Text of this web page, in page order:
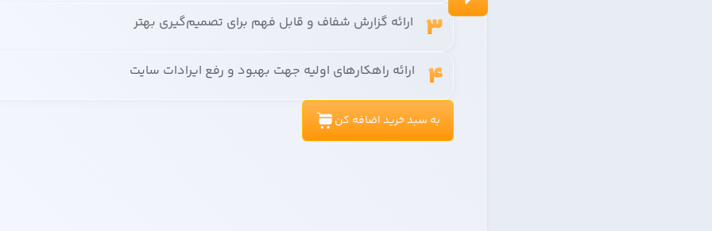
3 ارائه گزارش شفاف و قابل فهم برای تصمیم‌گیری بهتر
4 ارائه راهکارهای اولیه جهت بهبود و رفع ایرادات سایت
به سبد خرید اضافه کن